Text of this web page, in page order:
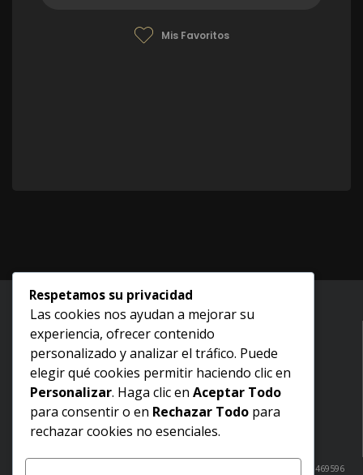
Mis Favoritos
Inicio
Nosotros
Aviso legal
Términos y condiciones
Politica de devoluciones
¿Dudas? Comunicate con nosotros: Cabo San Lucas: 6241051520 / 6241469596
Respetamos su privacidad
Las cookies nos ayudan a mejorar su
experiencia, ofrecer contenido
personalizado y analizar el tráfico. Puede
elegir qué cookies permitir haciendo clic en
Personalizar. Haga clic en Aceptar Todo
para consentir o en Rechazar Todo para
rechazar cookies no esenciales.